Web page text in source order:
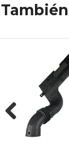
Previous